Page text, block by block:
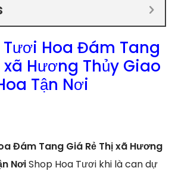
Hoa Đám Tang
xã Hương Thủy Giao
Tận Nơi
Đám Tang Giá Rẻ Thị xã Hương
NơiShop Hoa Tươi khi là can dự